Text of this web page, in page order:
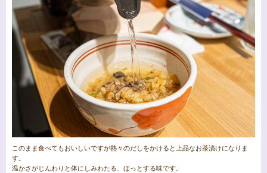
このまま食べてもおいしいですが熱々のだしをかけると上品なお茶漬けになりま
す。
温かさがじんわりと体にしみわたる、ほっとする味です。